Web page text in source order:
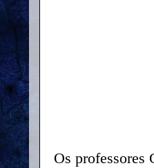
Os professores